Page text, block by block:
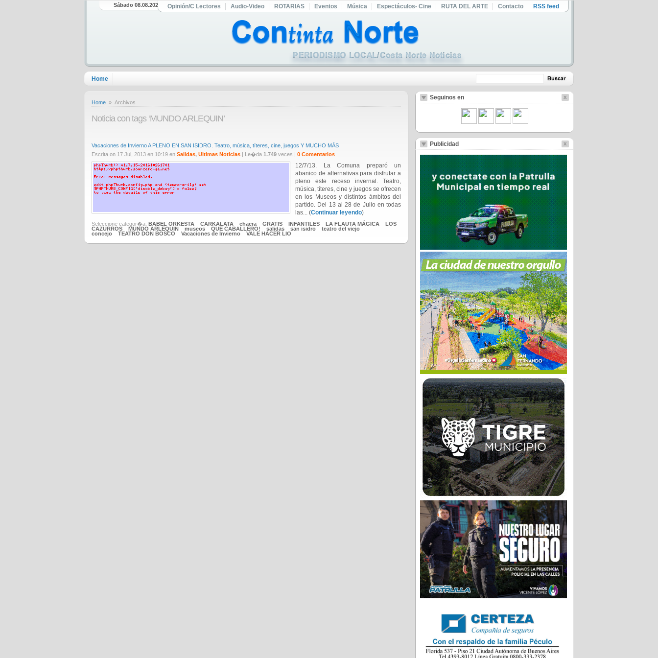
Sábado 08.08.2026 Opinión/C Lectores Audio-Video ROTARIAS Eventos Música Espectáculos- Cine RUTA DEL ARTE Contacto RSS feed
Home
Home » Archivos
Noticia con tags ‘MUNDO ARLEQUIN’
Vacaciones de Invierno A PLENO EN SAN ISIDRO. Teatro, música, títeres, cine, juegos Y MUCHO MÁS
Escrita on 17 Jul, 2013 en 10:19 en Salidas, Ultimas Noticias | Le�da 1.749 veces | 0 Comentarios
12/7/13. La Comuna preparó un
abanico de alternativas para disfrutar a
pleno este receso invernal. Teatro,
música, títeres, cine y juegos se ofrecen
en los Museos y distintos ámbitos del
partido. Del 13 al 28 de Julio en todas
las... (Continuar leyendo)
Seleccione categor�a: BABEL ORKESTA CARKALATA chacra GRATIS INFANTILES LA FLAUTA MÁGICA
LOS
CAZURROS
MUNDO ARLEQUIN museos QUÉ CABALLERO! salidas san isidro
teatro del viejo
concejo
TEATRO DON BOSCO Vacaciones de Invierno VALE HACER LIO
Seguinos en
Publicidad